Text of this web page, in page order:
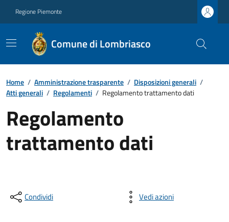
Regione Piemonte
Comune di Lombriasco
Home / Amministrazione trasparente / Disposizioni generali /
Atti generali / Regolamenti / Regolamento trattamento dati
Regolamento
trattamento dati
Condividi Vedi azioni